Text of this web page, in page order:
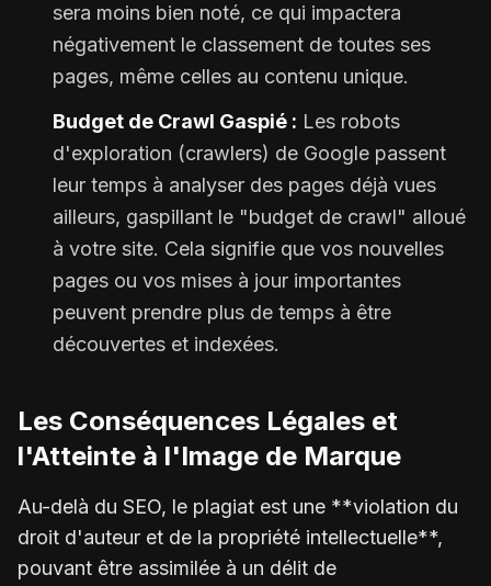
sera moins bien noté, ce qui impactera
négativement le classement de toutes ses
pages, même celles au contenu unique.
Budget de Crawl Gaspié : Les robots
d'exploration (crawlers) de Google passent
leur temps à analyser des pages déjà vues
ailleurs, gaspillant le "budget de crawl" alloué
à votre site. Cela signifie que vos nouvelles
pages ou vos mises à jour importantes
peuvent prendre plus de temps à être
découvertes et indexées.
Les Conséquences Légales et
l'Atteinte à l'Image de Marque
Au-delà du SEO, le plagiat est une **violation du
droit d'auteur et de la propriété intellectuelle**,
pouvant être assimilée à un délit de